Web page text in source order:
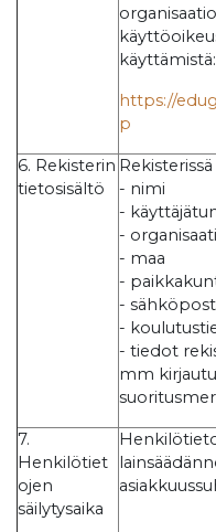
käyttämistä:
https://
p
6. Rekisterin
tietosisältö
- nimi
-
-
- maa
-
-
-
- tiedot
mm
7.
Henkilötiet
ojen
säilytysaika